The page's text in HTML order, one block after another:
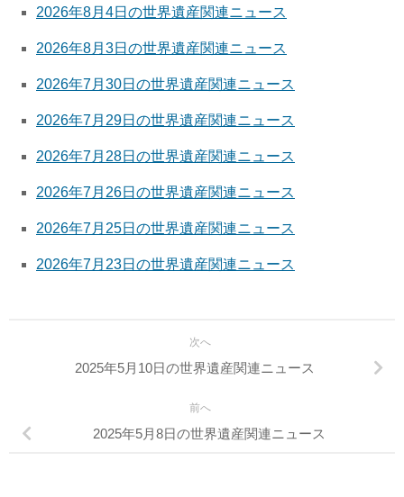
2026年8月4日の世界遺産関連ニュース
2026年8月3日の世界遺産関連ニュース
2026年7月30日の世界遺産関連ニュース
2026年7月29日の世界遺産関連ニュース
2026年7月28日の世界遺産関連ニュース
2026年7月26日の世界遺産関連ニュース
2026年7月25日の世界遺産関連ニュース
2026年7月23日の世界遺産関連ニュース
次へ
2025年5月10日の世界遺産関連ニュース
前へ
2025年5月8日の世界遺産関連ニュース